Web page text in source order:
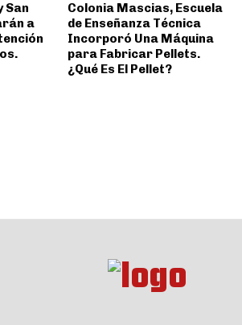
San
a
Colonia Mascias, Escuela
de Enseñanza Técnica
Incorporó Una Máquina
para Fabricar Pellets.
¿Qué Es El Pellet?